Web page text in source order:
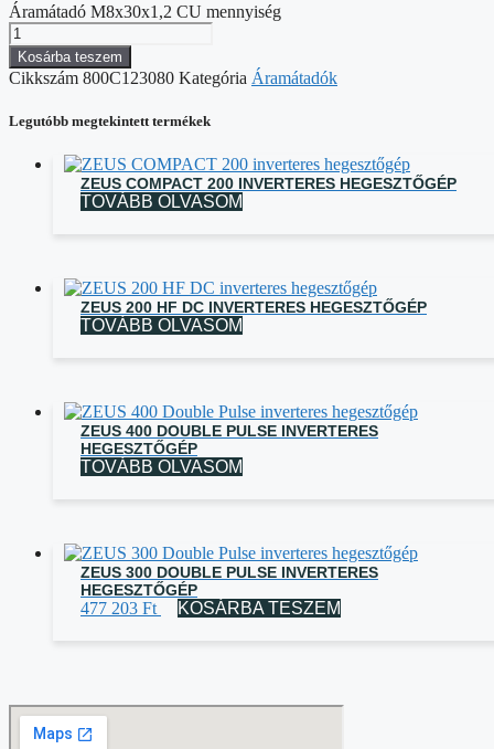
Áramátadó M8x30x1,2 CU mennyiség
Kosárba teszem
Cikkszám 800C123080 Kategória Áramátadók
Legutóbb megtekintett termékek
ZEUS COMPACT 200 INVERTERES HEGESZTŐGÉP
TOVÁBB OLVASOM
ZEUS 200 HF DC INVERTERES HEGESZTŐGÉP
TOVÁBB OLVASOM
ZEUS 400 DOUBLE PULSE INVERTERES
HEGESZTŐGÉP
TOVÁBB OLVASOM
ZEUS 300 DOUBLE PULSE INVERTERES
HEGESZTŐGÉP
477 203 Ft KOSÁRBA TESZEM